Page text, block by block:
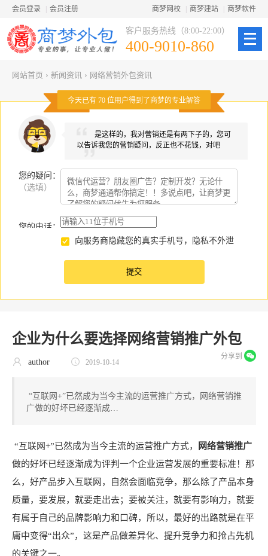
会员登录 会员注册 商梦网校 商梦建站 商梦软件
客户服务热线（8:00-22:00）
400-9010-860
网站首页 › 新闻资讯 › 网络营销外包资讯
今天已有 70 位用户得到了商梦的专业解答
是这样的，我对营销还是有两下子的，您可
以告诉我您的营销疑问，反正也不花钱，对吧
您的疑问
（选填）
：
您的电话：
向服务商隐藏您的真实手机号，隐私不外泄
企业为什么要选择网络营销推广外包
分享到
author 2019-10-14
“互联网+”已然成为当今主流的运营推广方式，网络营销推
广做的好坏已经逐渐成…
“互联网+”已然成为当今主流的运营推广方式，
网络营销推广
做的好坏已经逐渐成为评判一个企业运营发展的重要标准！那
么，好产品步入互联网，自然会面临竞争，那么除了产品本身
质量，要发展，就要走出去；要被关注，就要有影响力，就要
有属于自己的品牌影响力和口碑，所以，最好的出路就是在平
庸中变得“出众”，这是产品做差异化、提升竞争力和抢占先机
的关键之一。